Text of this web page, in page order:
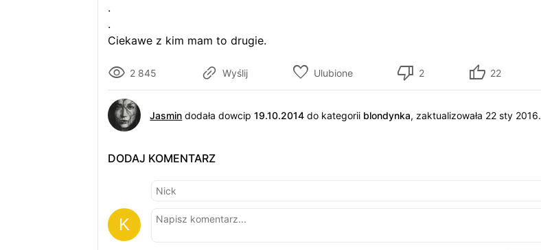
.
.
Ciekawe z kim mam to drugie.
2 845 Wyślij Ulubione 2 22
Jasmin dodała dowcip19.10.2014 do kategorii blondynka, zaktualizowała 22 sty 2016.
DODAJ KOMENTARZ